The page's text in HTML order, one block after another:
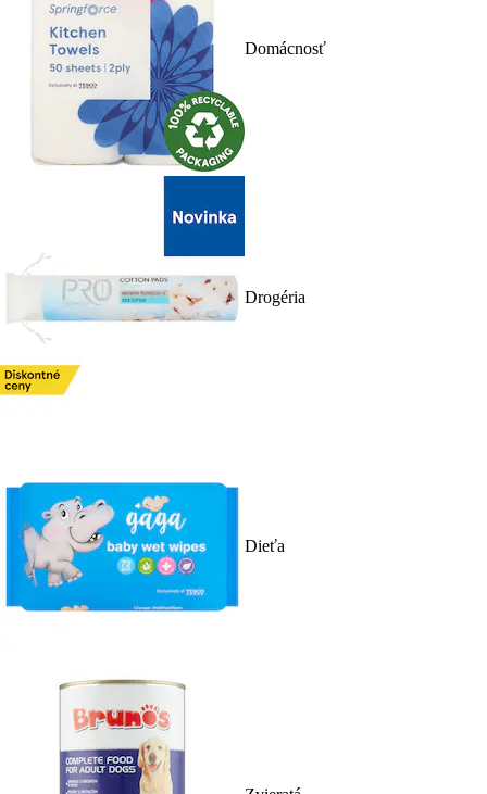
Domácnosť
Drogéria
Dieťa